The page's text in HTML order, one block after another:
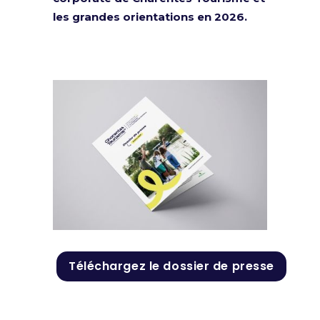
les grandes orientations en 2026.
Téléchargez le dossier de presse